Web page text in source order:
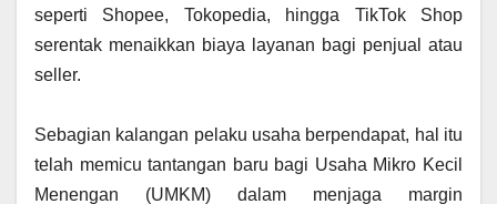
seperti Shopee, Tokopedia, hingga TikTok Shop
serentak menaikkan biaya layanan bagi penjual atau
seller.
‎Sebagian kalangan pelaku usaha berpendapat, hal itu
telah memicu tantangan baru bagi Usaha Mikro Kecil
Menengan (UMKM) dalam menjaga margin